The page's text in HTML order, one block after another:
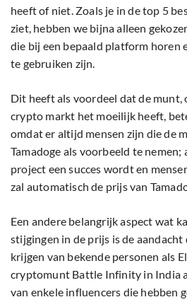
heeft of niet. Zoals je in de top 5
ziet, hebben we bijna alleen
die bij een bepaald platform horen
te gebruiken zijn.
Dit heeft als voordeel dat de munt,
crypto markt het moeilijk heeft,
omdat er altijd mensen zijn die de
Tamadoge als voorbeeld te
project een succes wordt en
zal automatisch de prijs van
Een andere belangrijk aspect wat
stijgingen in de prijs is de aandacht
krijgen van bekende personen als
cryptomunt Battle Infinity in India
van enkele influencers die hebben